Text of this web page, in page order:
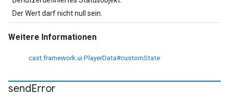
Der Wert darf nicht null sein.
Weitere Informationen
cast.framework.ui.PlayerData#customState
sendError